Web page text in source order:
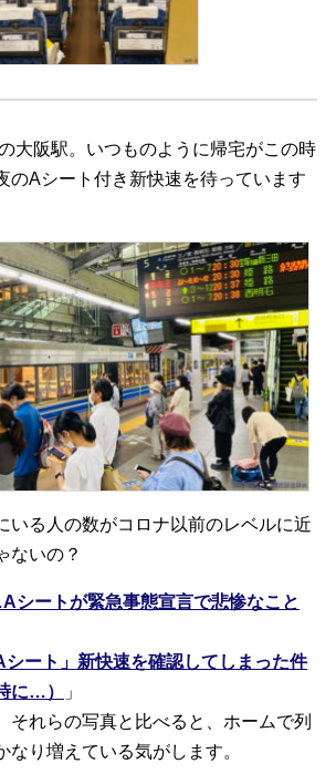
大阪駅。いつものように帰宅がこの時
のAシート付き新快速を待っています
いる人の数がコロナ以前のレベルに近
ないの？
シートが緊急事態宣言で悲惨なこと
ート」新快速を確認してしまった件
に…）
」
それらの写真と比べると、ホームで列
なり増えている気がします。